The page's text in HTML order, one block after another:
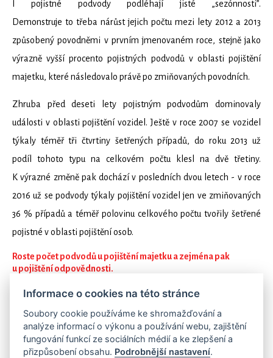
I pojistné podvody podléhají jisté „sezónnosti”.
Demonstruje to třeba nárůst jejich počtu mezi lety 2012 a 2013
způsobený povodněmi v prvním jmenovaném roce, stejně jako
výrazně vyšší procento pojistných podvodů v oblasti pojištění
majetku, které následovalo právě po zmiňovaných povodních.
Zhruba před deseti lety pojistným podvodům dominovaly
události v oblasti pojištění vozidel. Ještě v roce 2007 se vozidel
týkaly téměř tři čtvrtiny šetřených případů, do roku 2013 už
podíl tohoto typu na celkovém počtu klesl na dvě třetiny.
K výrazné změně pak dochází v posledních dvou letech - v roce
2016 už se podvody týkaly pojištění vozidel jen ve zmiňovaných
36 % případů a téměř polovinu celkového počtu tvořily šetřené
pojistné v oblasti pojištění osob.
Roste počet podvodů u pojištění majetku a zejména pak
u pojištění odpovědnosti.
K nejvyššímu meziročnímu nárůstu co do počtu prošetřovaných
událostí došlo mezi lety 2015 a 2016 u pojištění majetku
a odpovědnosti (2 599 oproti 2 133 případů). Největší zásluhu
Informace o cookies na této stránce
Soubory cookie používáme ke shromažďování a
analýze informací o výkonu a používání webu, zajištění
fungování funkcí ze sociálních médií a ke zlepšení a
přizpůsobení obsahu. Podrobnější nastavení.